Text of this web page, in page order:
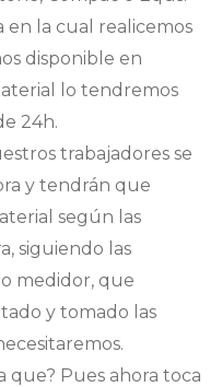
en la cual realicemos
disponible en
lo tendremos
24h.
trabajadores se
y tendrán que
según las
siguiendo las
medidor, que
y tomado las
que? Pues ahora toca